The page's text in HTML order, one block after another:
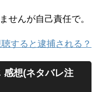
せんが自己責任で。
すると逮捕される？
感想(ネタバレ注